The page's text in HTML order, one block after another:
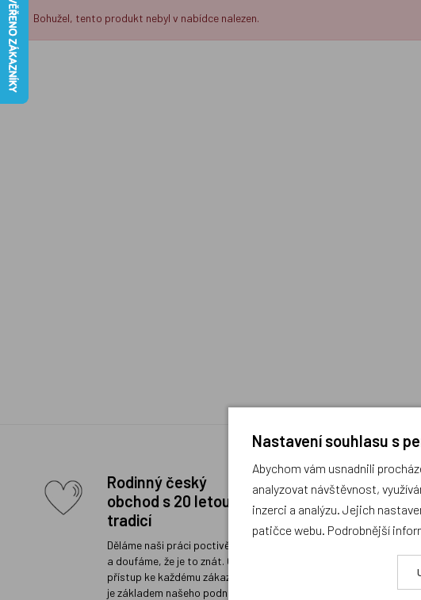
Bohužel, tento produkt nebyl v nabídce nalezen.
Rodinný český
obchod s 20 letou
tradicí
Děláme naši práci poctivě a rádi
a doufáme, že je to znát. Osobní
přístup ke každému zákazníkovi
je základem našeho podnikání.
batohů
Na naší
Nastavení souhlasu s
Abychom vám usnadnili
analyzovat návštěvnost,
inzerci a analýzu. Jejich
patičce webu. Podrobnější